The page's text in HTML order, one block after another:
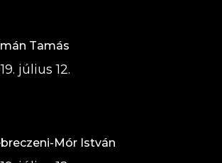
Tamás
július 12.
Mór István